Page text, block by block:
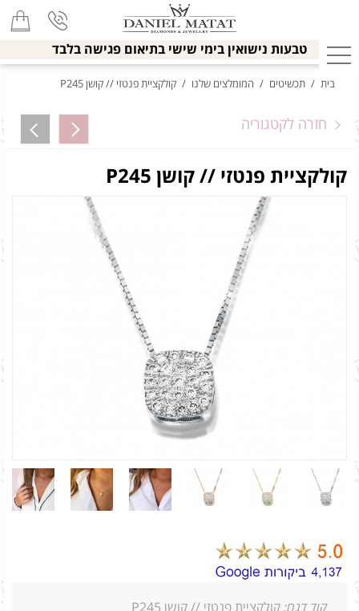
טבעות נישואין בימי שישי בתיאום פגישה בלבד
בית / תכשיטים / המומלצים שלנו / קולקציית פנטזי // קושן P245
חזרה לקטגוריה
קולקציית פנטזי // קושן P245
קוד דגם: קולקציית פנטזי // קושן P245